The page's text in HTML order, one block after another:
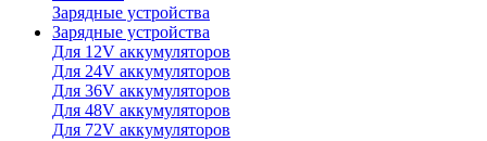
Зарядные устройства
Зарядные устройства
Для 12V аккумуляторов
Для 24V аккумуляторов
Для 36V аккумуляторов
Для 48V аккумуляторов
Для 72V аккумуляторов